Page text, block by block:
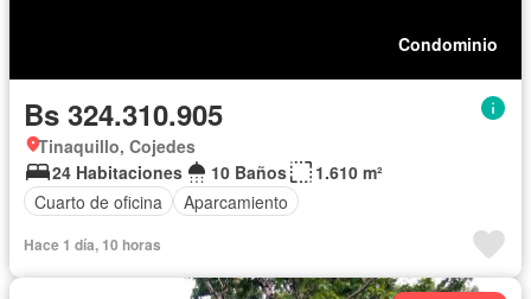
Condominio
Bs 324.310.905
Tinaquillo, Cojedes
24 Habitaciones
10 Baños
1.610 m²
Cuarto de oficina
Aparcamiento
Hace 1 día, 10 horas